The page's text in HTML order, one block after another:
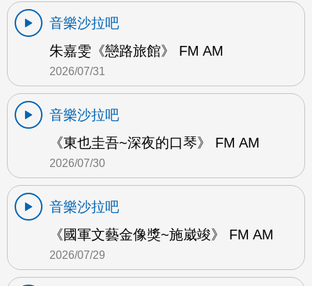
音樂沙拉吧
朱嘉雯《戀路旅館》 FM AM
2026/07/31
音樂沙拉吧
《東也圭吾~深夜的口琴》 FM AM
2026/07/30
音樂沙拉吧
《國軍文藝金像獎~施崴竣》 FM AM
2026/07/29